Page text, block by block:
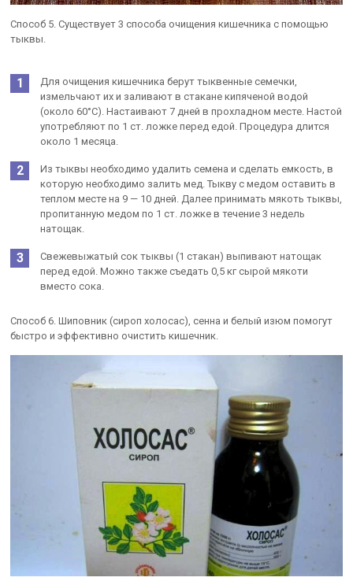
Способ 5. Существует 3 способа очищения кишечника с помощью
тыквы.
Для очищения кишечника берут тыквенные семечки,
измельчают их и заливают в стакане кипяченой водой
(около 60°С). Настаивают 7 дней в прохладном месте. Настой
употребляют по 1 ст. ложке перед едой. Процедура длится
около 1 месяца.
Из тыквы необходимо удалить семена и сделать емкость, в
которую необходимо залить мед. Тыкву с медом оставить в
теплом месте на 9 — 10 дней. Далее принимать мякоть тыквы,
пропитанную медом по 1 ст. ложке в течение 3 недель
натощак.
Свежевыжатый сок тыквы (1 стакан) выпивают натощак
перед едой. Можно также съедать 0,5 кг сырой мякоти
вместо сока.
Способ 6. Шиповник (сироп холосас), сенна и белый изюм помогут
быстро и эффективно очистить кишечник.